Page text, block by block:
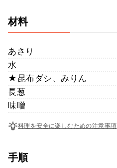
材料
あさり
水
★昆布ダシ、みりん
長葱
味噌
料理を安全に楽しむための注意事項
手順